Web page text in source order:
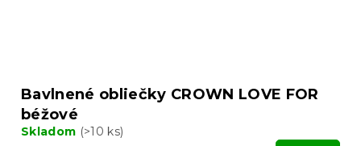
Bavlnené obliečky CROWN LOVE FOR
béžové
Skladom (>10 ks)